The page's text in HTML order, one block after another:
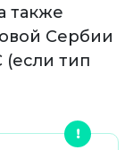
также
Сербии
(если тип